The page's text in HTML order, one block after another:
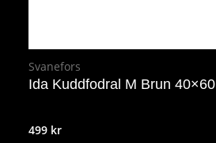
Svanefors
Ida Kuddfodral M Brun 40×60
499 kr